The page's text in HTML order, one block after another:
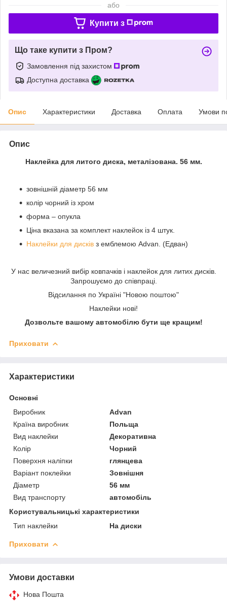
або
Купити з
Що таке купити з Пром?
Замовлення під захистом
Доступна доставка
Опис Характеристики Доставка Оплата Умови
Опис
Наклейка для литого диска, металізована. 56 мм.
зовнішній діаметр 56 мм
колір чорний із хром
форма – опукла
Ціна вказана за комплект наклейок із 4 штук.
Наклейки для дисків з емблемою Advan. (Едван)
У нас величезний вибір ковпачків і наклейок для литих дисків.
Запрошуємо до співпраці.
Відсилання по Україні "Новою поштою"
Наклейки нові!
Дозвольте вашому автомобілю бути ще кращим!
Приховати
Характеристики
Основні
Виробник
Advan
Країна виробник
Польща
Вид наклейки
Декоративна
Колір
Чорний
Поверхня наліпки
глянцева
Варіант поклейки
Зовнішня
Діаметр
56 мм
Вид транспорту
автомобіль
Користувальницькі характеристики
Тип наклейки
На диски
Приховати
Умови доставки
Нова Пошта